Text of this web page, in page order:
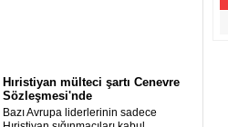
Hıristiyan mülteci şartı Cenevre
Sözleşmesi'nde
Bazı Avrupa liderlerinin sadece